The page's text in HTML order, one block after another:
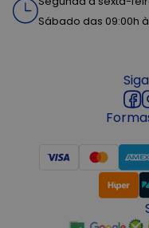
Sábado das 09:00h